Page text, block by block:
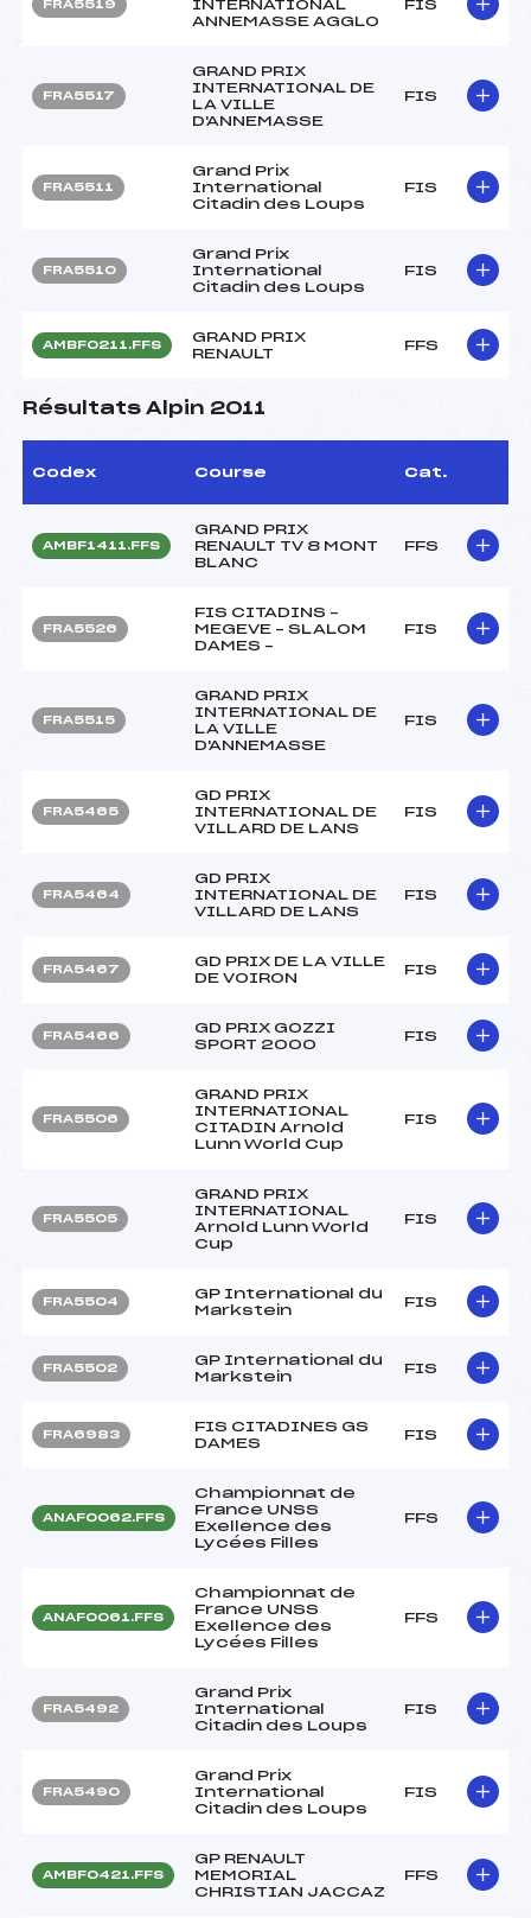
FRA5519
INTERNATIONAL
ANNEMASSE AGGLO
FIS
FRA5517
GRAND PRIX
INTERNATIONAL DE
LA VILLE
D'ANNEMASSE
FIS
FRA5511
Grand Prix
International
Citadin des Loups
FIS
FRA5510
Grand Prix
International
Citadin des Loups
FIS
AMBF0211.FFS
GRAND PRIX
RENAULT
FFS
Résultats Alpin 2011
Codex Course Cat.
AMBF1411.FFS
GRAND PRIX
RENAULT TV 8 MONT
BLANC
FFS
FRA5526
FIS CITADINS –
MEGEVE – SLALOM
DAMES –
FIS
FRA5515
GRAND PRIX
INTERNATIONAL DE
LA VILLE
D'ANNEMASSE
FIS
FRA5465
GD PRIX
INTERNATIONAL DE
VILLARD DE LANS
FIS
FRA5464
GD PRIX
INTERNATIONAL DE
VILLARD DE LANS
FIS
FRA5467
GD PRIX DE LA VILLE
DE VOIRON
FIS
FRA5466
GD PRIX GOZZI
SPORT 2000
FIS
FRA5506
GRAND PRIX
INTERNATIONAL
CITADIN Arnold
Lunn World Cup
FIS
FRA5505
GRAND PRIX
INTERNATIONAL
Arnold Lunn World
Cup
FIS
FRA5504
GP International du
Markstein
FIS
FRA5502
GP International du
Markstein
FIS
FRA6983
FIS CITADINES GS
DAMES
FIS
ANAF0062.FFS
Championnat de
France UNSS
Exellence des
Lycées Filles
FFS
ANAF0061.FFS
Championnat de
France UNSS
Exellence des
Lycées Filles
FFS
FRA5492
Grand Prix
International
Citadin des Loups
FIS
FRA5490
Grand Prix
International
Citadin des Loups
FIS
AMBF0421.FFS
GP RENAULT
MEMORIAL
CHRISTIAN JACCAZ
FFS